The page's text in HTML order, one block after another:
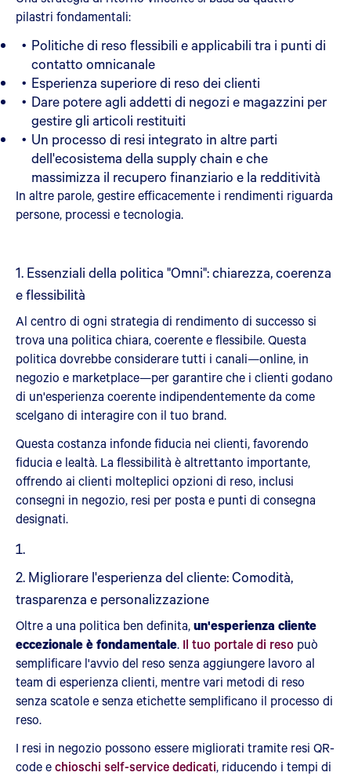
pilastri fondamentali:
Politiche di reso flessibili e applicabili tra i punti di
contatto omnicanale
Esperienza superiore di reso dei clienti
Dare potere agli addetti di negozi e magazzini per
gestire gli articoli restituiti
Un processo di resi integrato in altre parti
dell'ecosistema della supply chain e che
massimizza il recupero finanziario e la redditività
In altre parole, gestire efficacemente i rendimenti riguarda
persone, processi e tecnologia.
1. Essenziali della politica "Omni": chiarezza, coerenza
e flessibilità
Al centro di ogni strategia di rendimento di successo si
trova una politica chiara, coerente e flessibile. Questa
politica dovrebbe considerare tutti i canali—online, in
negozio e marketplace—per garantire che i clienti godano
di un'esperienza coerente indipendentemente da come
scelgano di interagire con il tuo brand.
Questa costanza infonde fiducia nei clienti, favorendo
fiducia e lealtà. La flessibilità è altrettanto importante,
offrendo ai clienti molteplici opzioni di reso, inclusi
consegni in negozio, resi per posta e punti di consegna
designati.
2. Migliorare l'esperienza del cliente: Comodità,
trasparenza e personalizzazione
Oltre a una politica ben definita,un'esperienza cliente
eccezionale è fondamentale. Il tuo portale di reso può
semplificare l'avvio del reso senza aggiungere lavoro al
team di esperienza clienti, mentre vari metodi di reso
senza scatole e senza etichette semplificano il processo di
reso.
I resi in negozio possono essere migliorati tramite resi QR-
code echioschi self-service dedicati, riducendo i tempi di